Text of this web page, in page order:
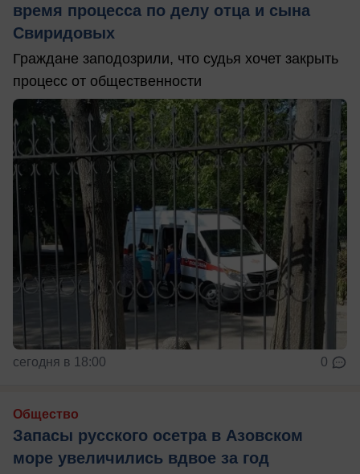
время процесса по делу отца и сына
Свиридовых
Граждане заподозрили, что судья хочет закрыть
процесс от общественности
сегодня в 18:00 0
Общество
Запасы русского осетра в Азовском
море увеличились вдвое за год